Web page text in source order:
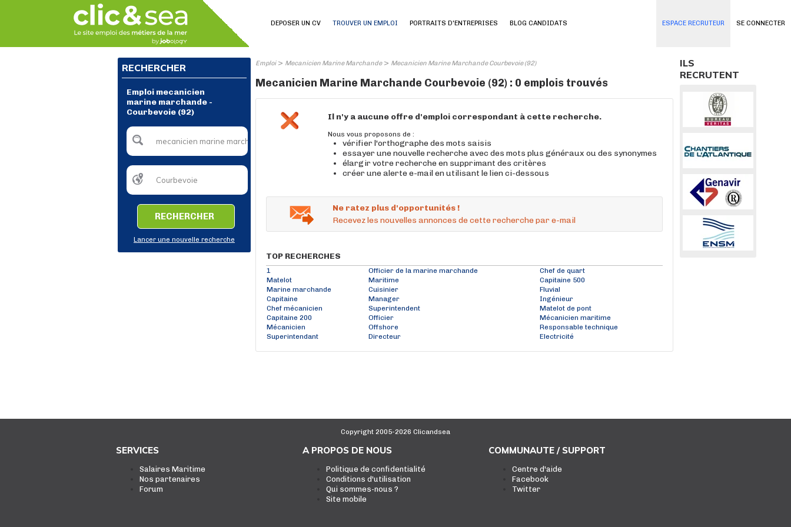
SE CONNECTER
DEPOSER UN CV TROUVER UN EMPLOI PORTRAITS D'ENTREPRISES BLOG CANDIDATS ESPACE RECRUTEUR
RECHERCHER
Emploi mecanicien
marine marchande -
Courbevoie (92)
RECHERCHER
Lancer une nouvelle recherche
Emploi> Mecanicien Marine Marchande> Mecanicien Marine Marchande Courbevoie (92)
Mecanicien Marine Marchande Courbevoie (92) : 0 emplois trouvés
Il n'y a aucune offre d'emploi correspondant à cette recherche.
Nous vous proposons de :
vérifier l'orthographe des mots saisis
essayer une nouvelle recherche avec des mots plus généraux ou des synonymes
élargir votre recherche en supprimant des critères
créer une alerte e-mail en utilisant le lien ci-dessous
Ne ratez plus d'opportunités !
Recevez les nouvelles annonces de cette recherche par e-mail
TOP RECHERCHES
1 Officier de la marine marchande
Chef de quart
Matelot
Maritime
Capitaine 500
Marine marchande
Cuisinier
Fluvial
Capitaine
Manager
Ingénieur
Chef mécanicien
Superintendent
Matelot de pont
Capitaine 200
Officier
Mécanicien maritime
Mécanicien
Offshore
Responsable technique
Superintendant
Directeur Electricité
ILS
RECRUTENT
Copyright 2005-2026 Clicandsea
SERVICES
Salaires Maritime
Nos partenaires
Forum
A PROPOS DE NOUS
Politique de confidentialité
Conditions d'utilisation
Qui sommes-nous ?
Site mobile
COMMUNAUTE / SUPPORT
Centre d'aide
Facebook
Twitter